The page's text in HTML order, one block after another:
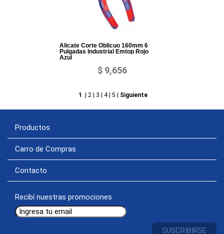
Alicate Corte Oblicuo 160mm 6
Pulgadas Industrial Emtop Rojo
Azul
$ 9,656
1 2| 3 4| 5 Siguiente
Productos
Carro de Compras
Contacto
Recibí nuestras promociones